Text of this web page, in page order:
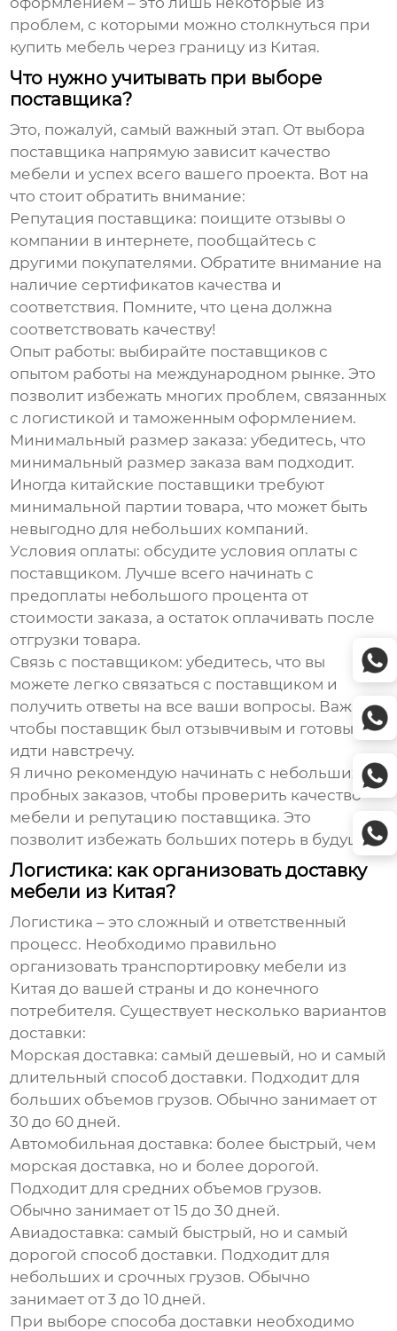
проблем, с которыми можно столкнуться при
купить мебель через границу из Китая.
Что нужно учитывать при выборе
поставщика?
Это, пожалуй, самый важный этап. От выбора
поставщика напрямую зависит качество
мебели и успех всего вашего проекта. Вот на
что стоит обратить внимание:
Репутация поставщика: поищите отзывы о
компании в интернете, пообщайтесь с
другими покупателями. Обратите внимание на
наличие сертификатов качества и
соответствия. Помните, что цена должна
соответствовать качеству!
Опыт работы: выбирайте поставщиков с
опытом работы на международном рынке. Это
позволит избежать многих проблем, связанных
с логистикой и таможенным оформлением.
Минимальный размер заказа: убедитесь, что
минимальный размер заказа вам подходит.
Иногда китайские поставщики требуют
минимальной партии товара, что может быть
невыгодно для небольших компаний.
Условия оплаты: обсудите условия оплаты с
поставщиком. Лучше всего начинать с
предоплаты небольшого процента от
стоимости заказа, а остаток оплачивать после
отгрузки товара.
Связь с поставщиком: убедитесь, что вы
можете легко связаться с поставщиком и
получить ответы на все ваши вопросы. Важно,
чтобы поставщик был отзывчивым и готовым
идти навстречу.
Я лично рекомендую начинать с небольших
пробных заказов, чтобы проверить качество
мебели и репутацию поставщика. Это
позволит избежать больших потерь в будущем.
Логистика: как организовать доставку
мебели из Китая?
Логистика – это сложный и ответственный
процесс. Необходимо правильно
организовать транспортировку мебели из
Китая до вашей страны и до конечного
потребителя. Существует несколько вариантов
доставки:
Морская доставка: самый дешевый, но и самый
длительный способ доставки. Подходит для
больших объемов грузов. Обычно занимает от
30 до 60 дней.
Автомобильная доставка: более быстрый, чем
морская доставка, но и более дорогой.
Подходит для средних объемов грузов.
Обычно занимает от 15 до 30 дней.
Авиадоставка: самый быстрый, но и самый
дорогой способ доставки. Подходит для
небольших и срочных грузов. Обычно
занимает от 3 до 10 дней.
При выборе способа доставки необходимо